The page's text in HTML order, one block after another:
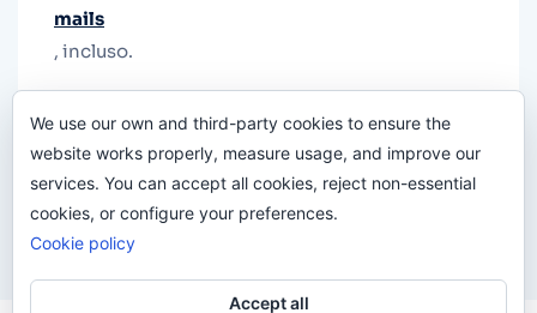
mails
, incluso.
le quiten el teléfono.
We use our own and third-party cookies to ensure the
website works properly, measure usage, and improve our
services. You can accept all cookies, reject non-essential
cookies, or configure your preferences.
Cookie policy
Accept all